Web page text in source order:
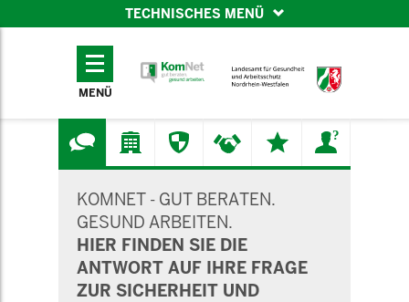
TECHNISCHES MENÜ
TECHNISCHES
MENÜ
KOMNET - GUT BERATEN.
GESUND ARBEITEN.
HIER FINDEN SIE DIE
ANTWORT AUF IHRE FRAGE
ZUR SICHERHEIT UND